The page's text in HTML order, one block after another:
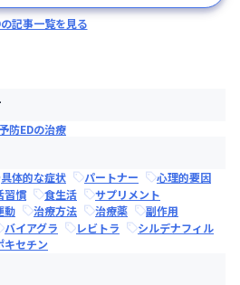
の記事一覧を見る
防EDの治療
具体的な症状 パートナー
心理的要因
習慣 食生活
サプリメント
動 治療方法 治療薬
副作用
バイアグラ レビトラ
シルデナフィル
キセチン